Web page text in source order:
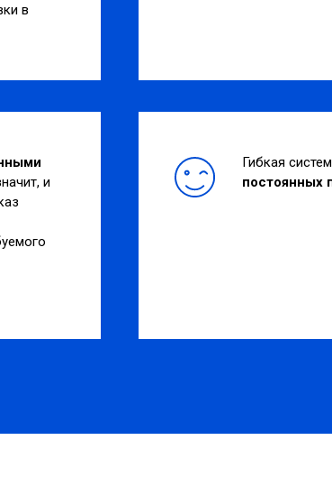
в
и
Гибкая
постоянных